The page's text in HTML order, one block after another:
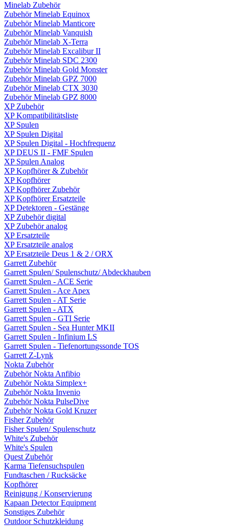
Minelab Zubehör
Zubehör Minelab Equinox
Zubehör Minelab Manticore
Zubehör Minelab Vanquish
Zubehör Minelab X-Terra
Zubehör Minelab Excalibur II
Zubehör Minelab SDC 2300
Zubehör Minelab Gold Monster
Zubehör Minelab GPZ 7000
Zubehör Minelab CTX 3030
Zubehör Minelab GPZ 8000
XP Zubehör
XP Kompatibilitätsliste
XP Spulen
XP Spulen Digital
XP Spulen Digital - Hochfrequenz
XP DEUS II - FMF Spulen
XP Spulen Analog
XP Kopfhörer & Zubehör
XP Kopfhörer
XP Kopfhörer Zubehör
XP Kopfhörer Ersatzteile
XP Detektoren - Gestänge
XP Zubehör digital
XP Zubehör analog
XP Ersatzteile
XP Ersatzteile analog
XP Ersatzteile Deus 1 & 2 / ORX
Garrett Zubehör
Garrett Spulen/ Spulenschutz/ Abdeckhauben
Garrett Spulen - ACE Serie
Garrett Spulen - Ace Apex
Garrett Spulen - AT Serie
Garrett Spulen - ATX
Garrett Spulen - GTI Serie
Garrett Spulen - Sea Hunter MKII
Garrett Spulen - Infinium LS
Garrett Spulen - Tiefenortungssonde TOS
Garrett Z-Lynk
Nokta Zubehör
Zubehör Nokta Anfibio
Zubehör Nokta Simplex+
Zubehör Nokta Invenio
Zubehör Nokta PulseDive
Zubehör Nokta Gold Kruzer
Fisher Zubehör
Fisher Spulen/ Spulenschutz
White's Zubehör
White's Spulen
Quest Zubehör
Karma Tiefensuchspulen
Fundtaschen / Rucksäcke
Kopfhörer
Reinigung / Konservierung
Kapaan Detector Equipment
Sonstiges Zubehör
Outdoor Schutzkleidung